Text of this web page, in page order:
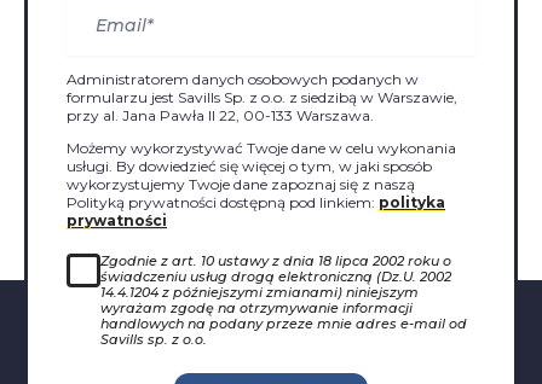
Administratorem danych osobowych podanych w
formularzu jest Savills Sp. z o.o. z siedzibą w Warszawie,
przy al. Jana Pawła II 22, 00-133 Warszawa.
Możemy wykorzystywać Twoje dane w celu wykonania
usługi. By dowiedzieć się więcej o tym, w jaki sposób
wykorzystujemy Twoje dane zapoznaj się z naszą
Polityką prywatności dostępną pod linkiem: polityka
prywatności
Zgodnie z art. 10 ustawy z dnia 18 lipca 2002 roku o
świadczeniu usług drogą elektroniczną (Dz.U. 2002
14.4.1204 z późniejszymi zmianami) niniejszym
wyrażam zgodę na otrzymywanie informacji
handlowych na podany przeze mnie adres e-mail od
Savills sp. z o.o.